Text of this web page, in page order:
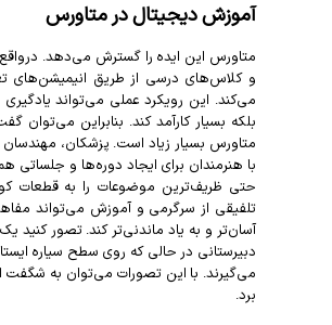
آموزش دیجیتال در متاورس
متاورس این ایده را گسترش می‌دهد.
می‌کند. این رویکرد عملی می‌تواند یادگیری
بلکه بسیار کارآمد کند. بنابراین می‌توان
متاورس بسیار زیاد است. پزشکان، مهندسان
با هنرمندان برای ایجاد دوره‌ها و جلساتی
حتی ظریف‌ترین موضوعات را به قطعات
تلفیقی از سرگرمی و آموزش می‌تواند
آسان‌تر و به یاد ماندنی‌تر کند. تصور کنید
دبیرستانی در حالی که روی سطح سیاره
می‌گیرند. با این تصورات می‌توان به شگفت
برد.